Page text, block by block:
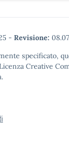
- Revisione:
specificato,
Creative